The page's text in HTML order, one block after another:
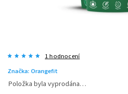
1 hodnocení
Značka: Orangefit
Položka byla vyprodána…